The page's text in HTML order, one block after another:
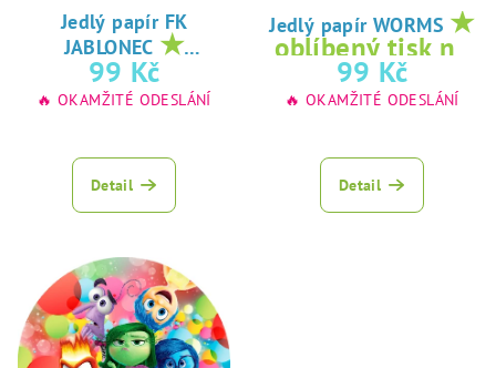
Jedlý papír FK
JABLONEC ★
oblíbený tisk na
jedlý papír
99 Kč
🔥 OKAMŽITÉ ODESLÁNÍ
Detail
Jedlý papír WORMS ★
oblíbený tisk na
jedlý papír
99 Kč
🔥 OKAMŽITÉ ODESLÁNÍ
Detail